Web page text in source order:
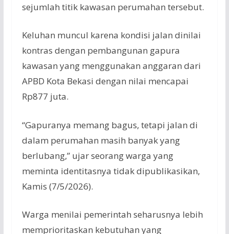
sejumlah titik kawasan perumahan tersebut.
Keluhan muncul karena kondisi jalan dinilai
kontras dengan pembangunan gapura
kawasan yang menggunakan anggaran dari
APBD Kota Bekasi dengan nilai mencapai
Rp877 juta.
“Gapuranya memang bagus, tetapi jalan di
dalam perumahan masih banyak yang
berlubang,” ujar seorang warga yang
meminta identitasnya tidak dipublikasikan,
Kamis (7/5/2026).
Warga menilai pemerintah seharusnya lebih
memprioritaskan kebutuhan yang